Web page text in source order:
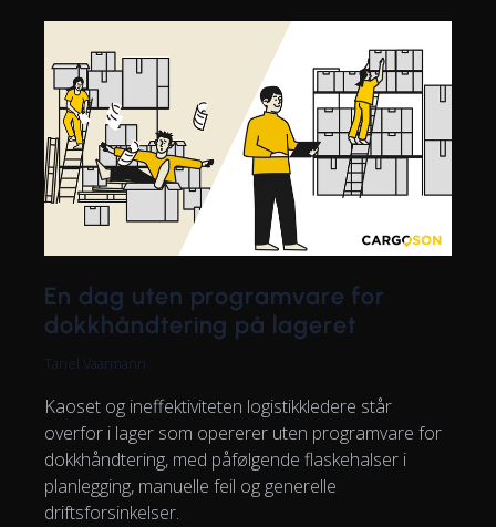
En dag uten programvare for
dokkhåndtering på lageret
Tanel Vaarmann
Kaoset og ineffektiviteten logistikkledere står
overfor i lager som opererer uten programvare for
dokkhåndtering, med påfølgende flaskehalser i
planlegging, manuelle feil og generelle
driftsforsinkelser.